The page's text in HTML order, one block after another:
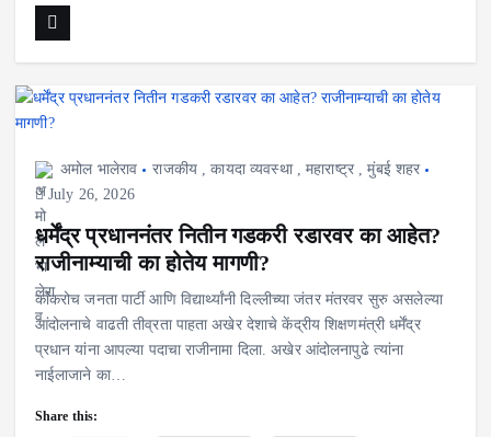
अमोल भालेराव राजकीय ,कायदा व्यवस्था,महाराष्ट्र ,मुंबई शहर
July 26, 2026
धर्मेंद्र प्रधाननंतर नितीन गडकरी रडारवर का आहेत?
राजीनाम्याची का होतेय मागणी?
कॉकरोच जनता पार्टी आणि विद्यार्थ्यांनी दिल्लीच्या जंतर मंतरवर सुरु असलेल्या
आंदोलनाचे वाढती तीव्रता पाहता अखेर देशाचे केंद्रीय शिक्षणमंत्री धर्मेंद्र
प्रधान यांना आपल्या पदाचा राजीनामा दिला. अखेर आंदोलनापुढे त्यांना
नाईलाजाने का…
Share this: